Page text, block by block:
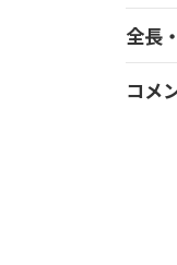
全長
コメ